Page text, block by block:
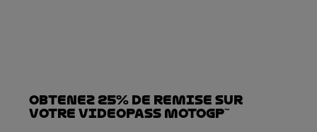
Obtenez 25% de REMISE sur
votre VideoPass MotoGP™